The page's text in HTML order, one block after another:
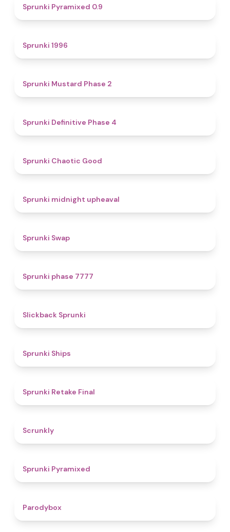
Sprunki Pyramixed 0.9
Sprunki 1996
Sprunki Mustard Phase 2
Sprunki Definitive Phase 4
Sprunki Chaotic Good
Sprunki midnight upheaval
Sprunki Swap
Sprunki phase 7777
Slickback Sprunki
Sprunki Ships
Sprunki Retake Final
Scrunkly
Sprunki Pyramixed
Parodybox